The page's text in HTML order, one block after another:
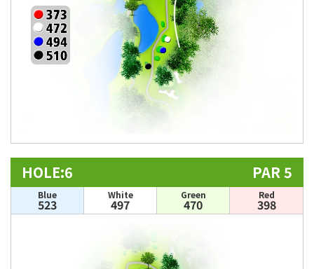
HOLE:6 PAR 5
Blue
523
White
497
Green
470
Red
398